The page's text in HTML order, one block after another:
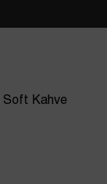
Soft Kahve